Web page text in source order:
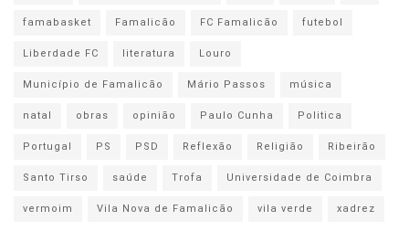
famabasket
Famalicão FC Famalicão
futebol
Liberdade FC
literatura
Louro
Município de Famalicão
Mário Passos
música
natal
obras opinião Paulo Cunha
Politica
Portugal
PS PSD Reflexão Religião
Ribeirão
Santo Tirso
saúde Trofa
Universidade de Coimbra
vermoim
Vila Nova de Famalicão vila verde xadrez